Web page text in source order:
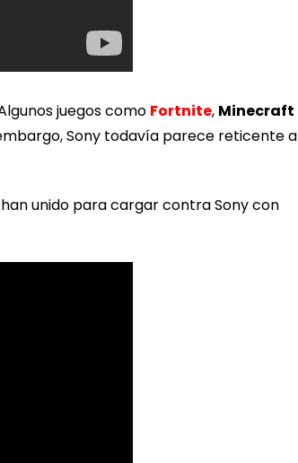
juegos como Fortnite, Minecraft
Sony todavía parece reticente a
unido para cargar contra Sony con